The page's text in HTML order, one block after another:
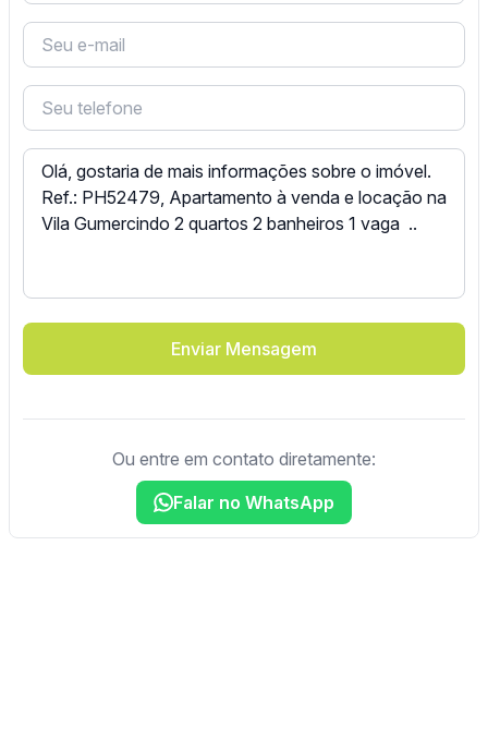
Enviar Mensagem
Ou entre em contato diretamente:
Falar no WhatsApp